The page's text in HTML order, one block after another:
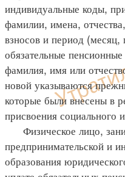
индивидуальные коды,
фамилии, имена,
взносов и период (месяц,
обязательные
фамилия, имя или
новой указываются
которые были внесены в
присвоения социального
Физическое лицо,
предпринимательской и
образования